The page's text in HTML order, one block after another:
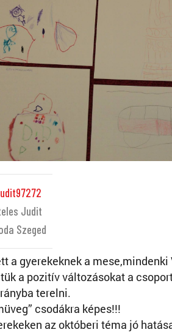
Judit
Szeged
a gyerekeknek a
a pozitív változásokat a
terelni.
csodákra képes!!!
az októberi téma jó